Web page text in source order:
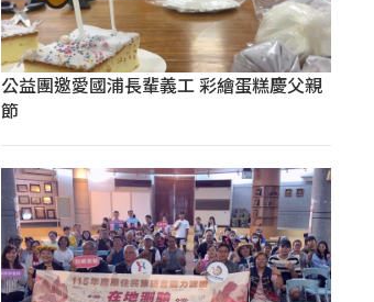
公益團邀愛國浦長輩義工 彩繪蛋糕慶父親
節